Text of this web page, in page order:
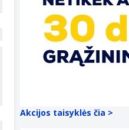
Akcijos taisyklės čia >